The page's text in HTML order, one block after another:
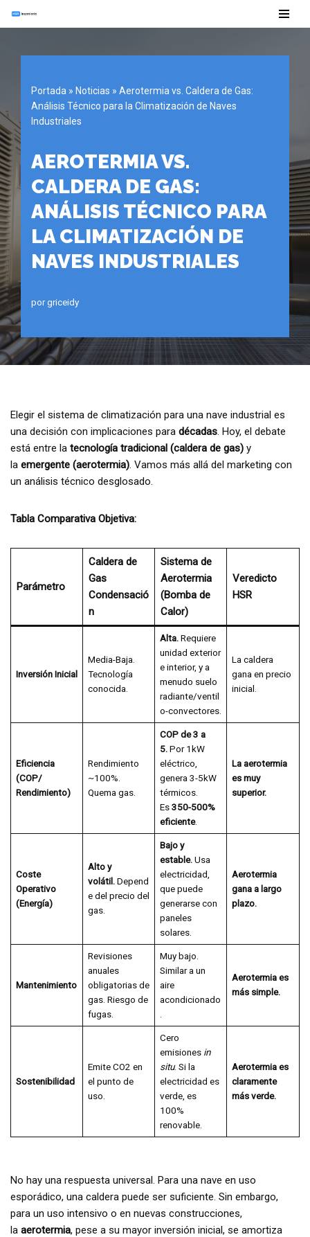
Portada » Noticias » Aerotermia vs. Caldera de Gas:
Análisis Técnico para la Climatización de Naves
Industriales
AEROTERMIA VS.
CALDERA DE GAS:
ANÁLISIS TÉCNICO PARA
LA CLIMATIZACIÓN DE
NAVES INDUSTRIALES
porgriceidy
Elegir el sistema de climatización para una nave industrial es
una decisión con implicaciones para décadas. Hoy, el debate
está entre la tecnología tradicional (caldera de gas) y
la emergente (aerotermia). Vamos más allá del marketing con
un análisis técnico desglosado.
Tabla Comparativa Objetiva:
Parámetro
Caldera de
Gas
Condensació
n
Sistema de
Aerotermia
(Bomba de
Calor)
Veredicto
HSR
Inversión Inicial
Media-Baja.
Tecnología
conocida.
Alta.Requiere
unidad exterior
e interior, y a
menudo suelo
radiante/ventil
o-convectores.
La caldera
gana en precio
inicial.
Eficiencia
(COP/
Rendimiento)
Rendimiento
~100%.
Quema gas.
COP de 3 a
5.Por 1kW
eléctrico,
genera 3-5kW
térmicos.
Es350-500%
eficiente.
La aerotermia
es muy
superior.
Coste
Operativo
(Energía)
Alto y
volátil.Depend
e del precio del
gas.
Bajo y
estable.Usa
electricidad,
que puede
generarse con
paneles
solares.
Aerotermia
gana a largo
plazo.
Mantenimiento
Revisiones
anuales
obligatorias de
gas. Riesgo de
fugas.
Muy bajo.
Similar a un
aire
acondicionado
Aerotermia es
más simple.
Sostenibilidad
Emite CO2 en
el punto de
uso.
Cero
emisiones in
situ. Si la
electricidad es
verde, es
100%
renovable.
Aerotermia es
claramente
más verde.
No hay una respuesta universal. Para una nave en uso
esporádico, una caldera puede ser suficiente. Sin embargo,
para un uso intensivo o en nuevas construcciones,
la aerotermia, pese a su mayor inversión inicial, se amortiza